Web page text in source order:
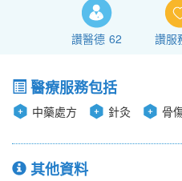
讚醫德 62 讚服
醫療服務包括
中藥處方 針灸 骨
其他資料